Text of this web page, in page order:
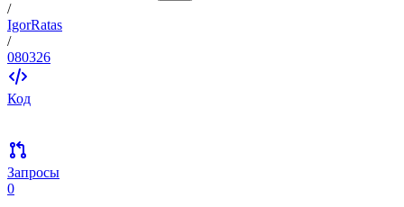
/
IgorRatas
/
080326
Код
Запросы
0